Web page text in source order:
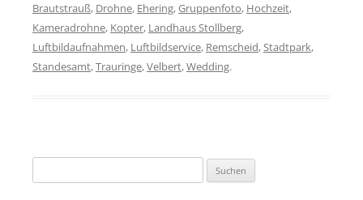
Brautstrauß, Drohne, Ehering,Gruppenfoto, Hochzeit,
Kameradrohne, Kopter, Landhaus Stollberg,
Luftbildaufnahmen, Luftbildservice, Remscheid,Stadtpark,
Standesamt,Trauringe,Velbert,Wedding.
nach: